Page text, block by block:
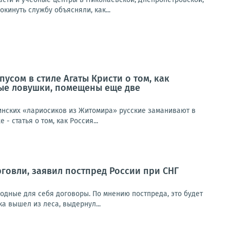
службу объясняли, как...
в стиле Агаты Кристи о том, как
ловушки, помещены еще две
«лариосиков из Житомира» русские заманивают в
статья о том, как Россия...
заявил постпред России при СНГ
для себя договоры. По мнению постпреда, это будет
вышел из леса, выдернул...